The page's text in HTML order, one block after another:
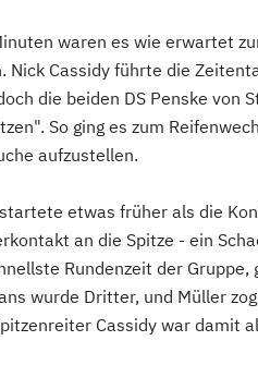
waren es wie erwartet
Nick Cassidy führte die
die beiden DS Penske von
So ging es zum
aufzustellen.
etwas früher als die
an die Spitze - ein
Rundenzeit der Gruppe,
wurde Dritter, und Müller
Cassidy war damit